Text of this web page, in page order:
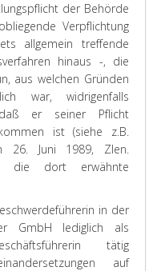
der Behörde
Verpflichtung
allgemein treffende
hinaus -, die
aus welchen Gründen
war, widrigenfalls
er seiner Pflicht
ist (siehe z.B.
26. Juni 1989, Zlen.
die dort erwähnte
in der
GmbH lediglich als
tätig
auf